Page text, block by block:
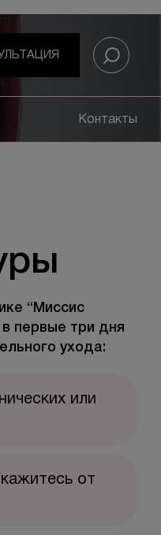
Контакты
“Миссис
первые три дня
ухода:
или
от